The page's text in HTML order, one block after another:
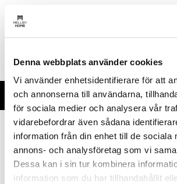
Denna webbplats använder cookies
Vi använder enhetsidentifierare för att
och annonserna till användarna,
för sociala medier och analysera vår
vidarebefordrar även sådana
information från din enhet till de sociala
annons- och analysföretag som vi
Dessa kan i sin tur kombinera
information som du har tillhandahållit